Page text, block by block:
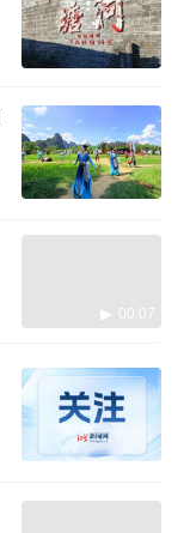
00:07